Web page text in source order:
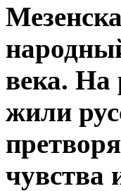
века. На
жили
чувства